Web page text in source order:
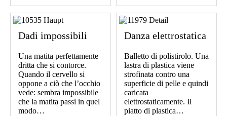
Dadi impossibili
Una matita perfettamente
dritta che si contorce.
Quando il cervello si
oppone a ciò che l’occhio
vede: sembra impossibile
che la matita passi in quel
modo…
Danza elettrostatica
Balletto di polistirolo. Una
lastra di plastica viene
strofinata contro una
superficie di pelle e quindi
caricata
elettrostaticamente. Il
piatto di plastica…